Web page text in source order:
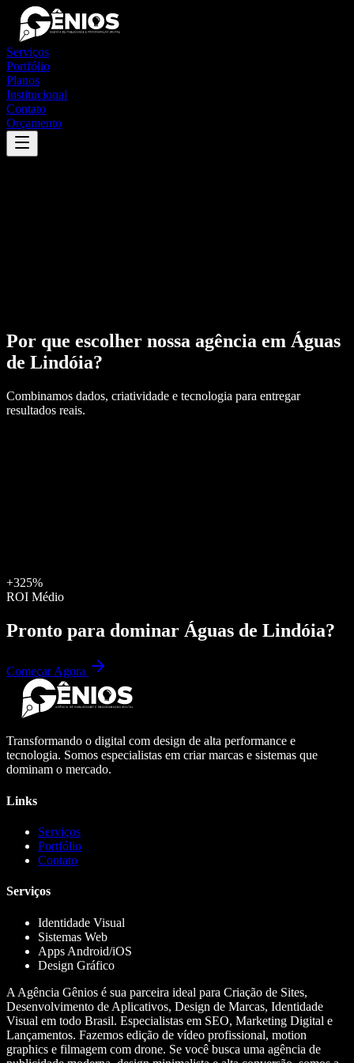
Serviços
Portfólio
Planos
Institucional
Contato
Orçamento
Por que escolher nossa agência em Águas
de Lindóia?
Combinamos dados, criatividade e tecnologia para entregar
resultados reais.
+325%
ROI Médio
Pronto para dominar Águas de Lindóia?
Começar Agora
Transformando o digital com design de alta performance e
tecnologia. Somos especialistas em criar marcas e sistemas que
dominam o mercado.
Links
Serviços
Portfólio
Contato
Serviços
Identidade Visual
Sistemas Web
Apps Android/iOS
Design Gráfico
A Agência Gênios é sua parceira ideal para Criação de Sites,
Desenvolvimento de Aplicativos, Design de Marcas, Identidade
Visual em todo Brasil. Especialistas em SEO, Marketing Digital e
Lançamentos. Fazemos edição de vídeo profissional, motion
graphics e filmagem com drone. Se você busca uma agência de